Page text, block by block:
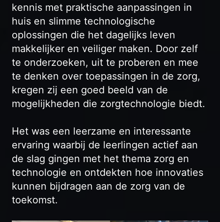
kennis met praktische aanpassingen in
huis en slimme technologische
oplossingen die het dagelijks leven
makkelijker en veiliger maken. Door zelf
te onderzoeken, uit te proberen en mee
te denken over toepassingen in de zorg,
kregen zij een goed beeld van de
mogelijkheden die zorgtechnologie biedt.
Het was een leerzame en interessante
ervaring waarbij de leerlingen actief aan
de slag gingen met het thema zorg en
technologie en ontdekten hoe innovaties
kunnen bijdragen aan de zorg van de
toekomst.